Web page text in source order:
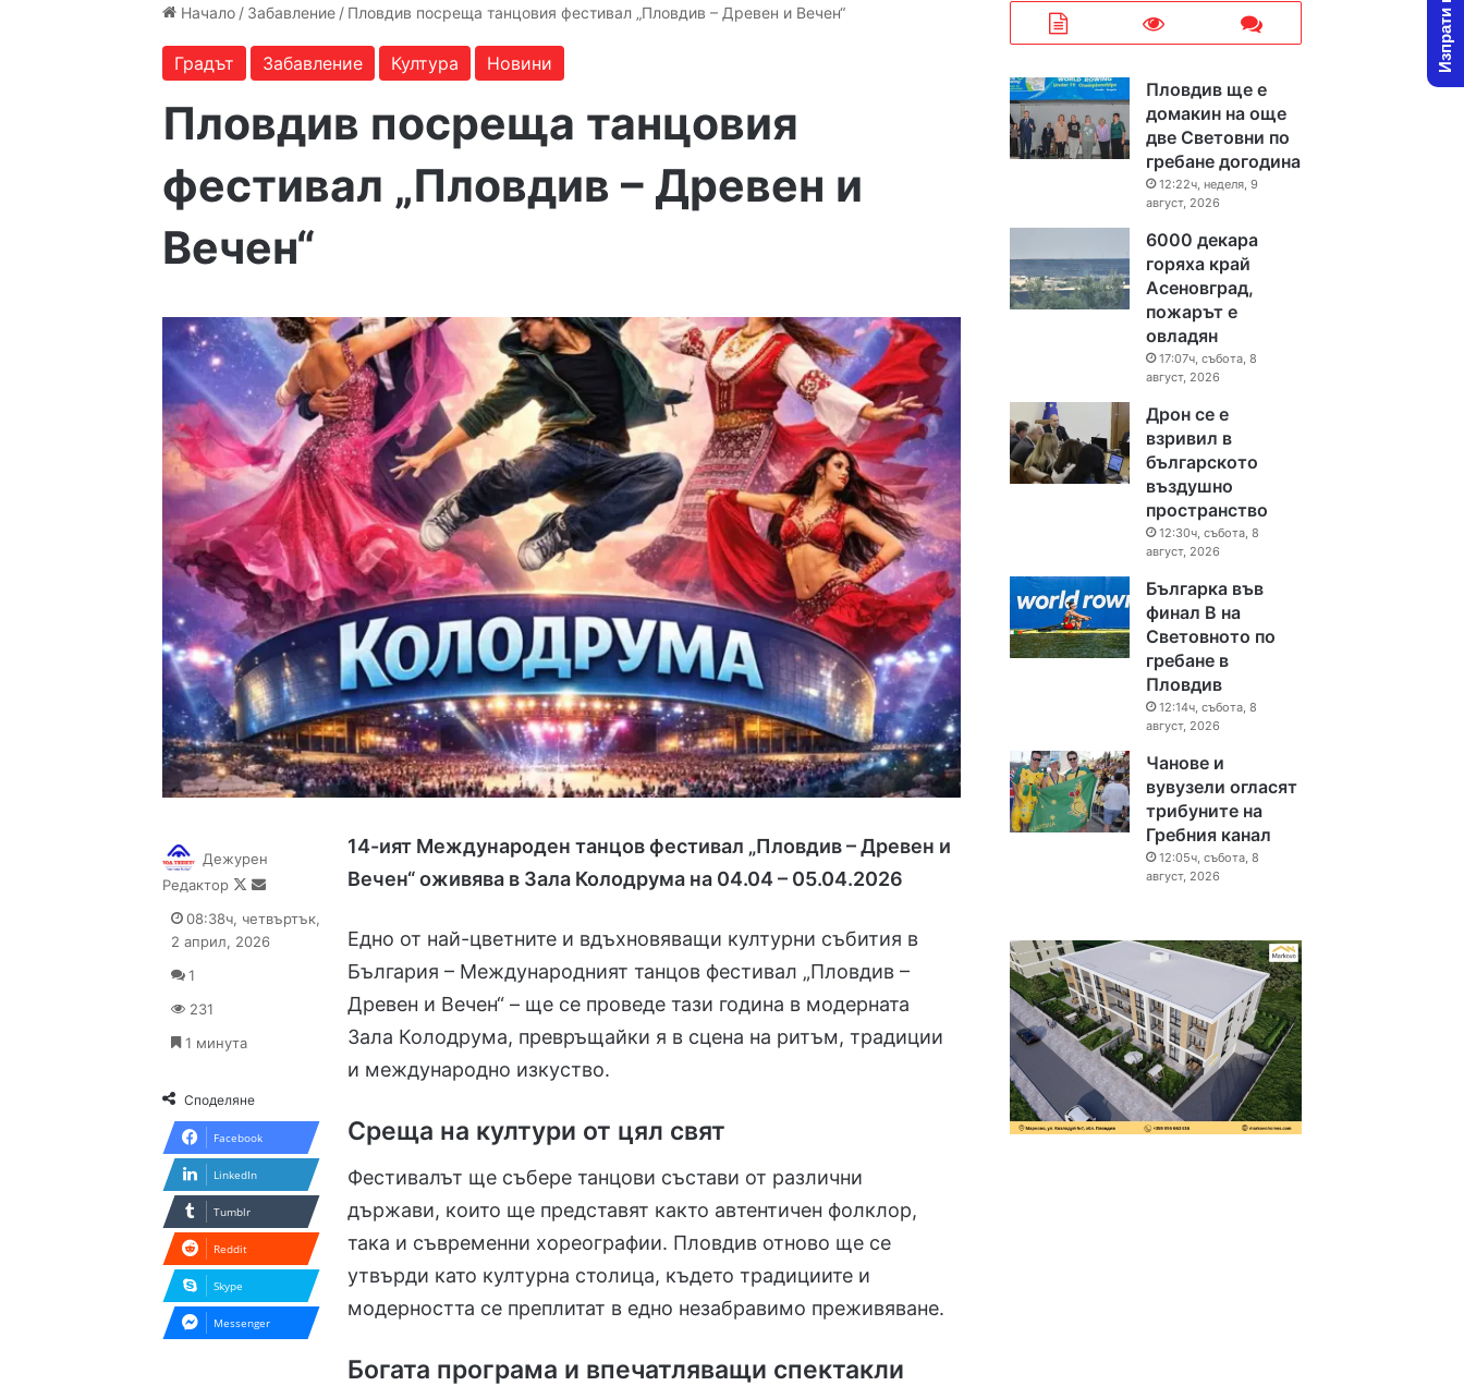
Начало / Забавление / Пловдив посреща танцовия фестивал „Пловдив – Древен и Вечен“
Градът Забавление Култура Новини
Пловдив посреща танцовия
фестивал „Пловдив – Древен и
Вечен“
14-ият Международен танцов фестивал „Пловдив – Древен и
Вечен“ оживява в Зала Колодрума на 04.04 – 05.04.2026
Едно от най-цветните и вдъхновяващи културни събития в
България – Международният танцов фестивал „Пловдив –
Древен и Вечен“ – ще се проведе тази година в модерната
Зала Колодрума, превръщайки я в сцена на ритъм, традиции
и международно изкуство.
Среща на култури от цял свят
Фестивалът ще събере танцови състави от различни
държави, които ще представят както автентичен фолклор,
така и съвременни хореографии. Пловдив отново ще се
утвърди като културна столица, където традициите и
модерността се преплитат в едно незабравимо преживяване.
Богата програма и впечатляващи спектакли
Дежурен
Редактор
Follow
X
Send
email
08:38ч, четвъртък,
2 април, 2026
1
231
1 минута
Споделяне
Facebook
LinkedIn
Tumblr
Reddit
Skype
Messenger
Пловдив ще е
домакин на още
две Световни по
гребане догодина
12:22ч, неделя, 9
август, 2026
6000 декара
горяха край
Асеновград,
пожарът е
овладян
17:07ч, събота, 8
август, 2026
Дрон се е
взривил в
българското
въздушно
пространство
12:30ч, събота, 8
август, 2026
Българка във
финал B на
Световното по
гребане в
Пловдив
12:14ч, събота, 8
август, 2026
Чанове и
вувузели огласят
трибуните на
Гребния канал
12:05ч, събота, 8
август, 2026